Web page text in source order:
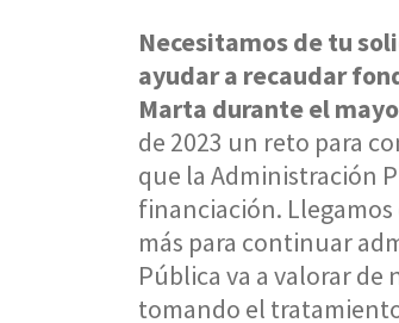
Necesitamos de tu
ayudar a recaudar
Marta durante el
de 2023 un reto para
que la Administración
financiación. Llegamos
más para continuar
Pública va a valorar de
tomando el